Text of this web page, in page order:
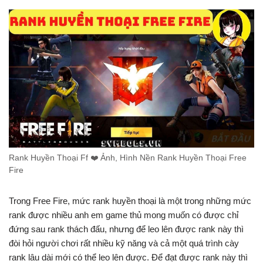
Rank Huyền Thoại Ff ❤️️ Ảnh, Hình Nền Rank Huyền Thoại Free
Fire
Trong Free Fire, mức rank huyền thoại là một trong những mức
rank được nhiều anh em game thủ mong muốn có được chỉ
đứng sau rank thách đấu, nhưng để leo lên được rank này thì
đòi hỏi người chơi rất nhiều kỹ năng và cả một quá trình cày
rank lâu dài mới có thể leo lên được. Để đạt được rank này thì